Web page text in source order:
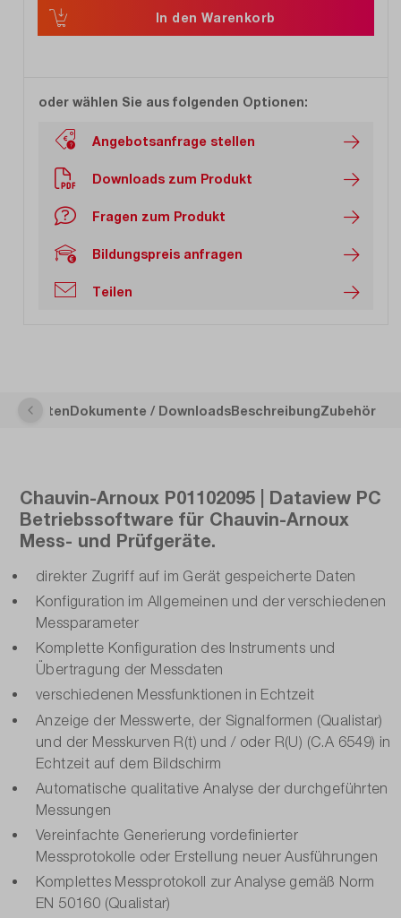
In den Warenkorb
oder wählen Sie aus folgenden Optionen:
Angebotsanfrage stellen
Downloads zum Produkt
Fragen zum Produkt
Bildungspreis anfragen
Teilen
DatenDokumente / DownloadsBeschreibungZubehör
Chauvin-Arnoux P01102095 | Dataview PC
Betriebssoftware für Chauvin-Arnoux
Mess- und Prüfgeräte.
direkter Zugriff auf im Gerät gespeicherte Daten
Konfiguration im Allgemeinen und der verschiedenen
Messparameter
Komplette Konfiguration des Instruments und
Übertragung der Messdaten
verschiedenen Messfunktionen in Echtzeit
Anzeige der Messwerte, der Signalformen (Qualistar)
und der Messkurven R(t) und / oder R(U) (C.A 6549) in
Echtzeit auf dem Bildschirm
Automatische qualitative Analyse der durchgeführten
Messungen
Vereinfachte Generierung vordefinierter
Messprotokolle oder Erstellung neuer Ausführungen
Komplettes Messprotokoll zur Analyse gemäß Norm
EN 50160 (Qualistar)